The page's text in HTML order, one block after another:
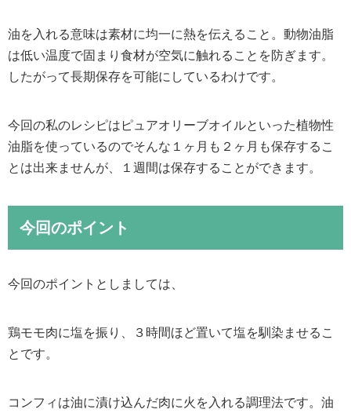
油を入れる意味は素材に均一に熱を伝えること。動物油脂
は低い温度で固まり食材が空気に触れることを防ぎます。
したがって長期保存を可能にしているわけです。
今回の私のレシピはピュアオリーブオイルといった植物性
油脂を使っているのでそんな１ヶ月も２ヶ月も保存するこ
とは出来ませんが、１週間は保存することができます。
今回のポイント
今回のポイントとしましては、
鶏モモ肉に塩を振り、３時間ほど置いて塩を馴染ませるこ
とです。
コンフィは油に漬け込んだ肉に火を入れる調理法です。油